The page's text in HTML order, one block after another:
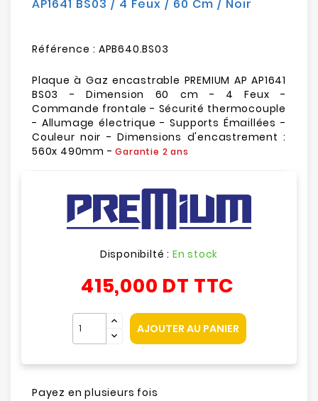
AP1641 BS03 / 4 Feux / 60 Cm / Noir
Référence : APB640.BS03
Plaque à Gaz encastrable PREMIUM AP AP1641
BS03 - Dimension 60 cm - 4 Feux -
Commande frontale - Sécurité thermocouple
- Allumage électrique - Supports Émaillées -
Couleur noir - Dimensions d'encastrement :
560x 490mm -Garantie 2 ans
Disponibilté : En stock
415,000 DT TTC
AJOUTER AU PANIER
Payez en plusieurs fois